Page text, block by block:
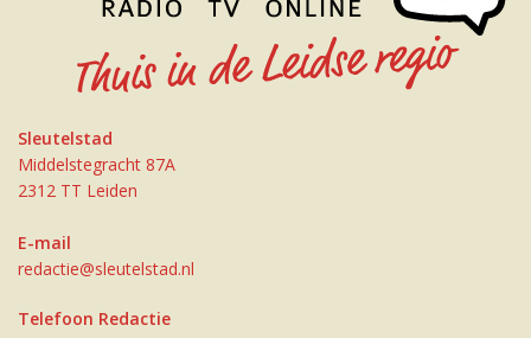
Sleutelstad
Middelstegracht 87A
2312 TT Leiden
E-mail
redactie@sleutelstad.nl
Telefoon Redactie